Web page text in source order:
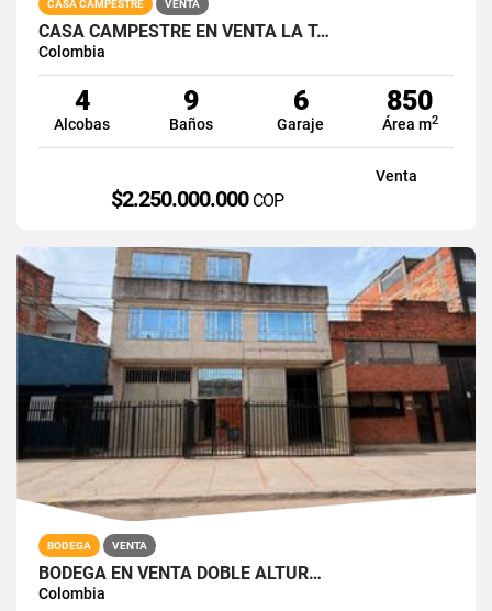
CASA CAMPESTRE VENTA
CASA CAMPESTRE EN VENTA LA T…
Colombia
4
Alcobas
9
Baños
6
Garaje
850
Área m2
Venta
$2.250.000.000 COP
BODEGA VENTA
BODEGA EN VENTA DOBLE ALTUR…
Colombia